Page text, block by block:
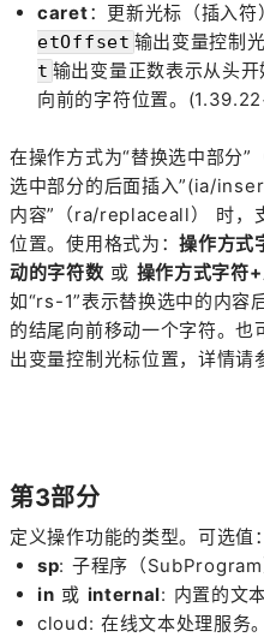
caret：更新光标（插入
etOffset 输出变量控制
t 输出变量正数表示从头
向前的字符位置。
在操作方式为“替换选中部分
选中部分的后面插入”(ia/
内容”（ra/replaceall） 时，
位置。使用格式为：操作方式
动的字符数 或 操作方式字符
如“rs-1”表示替换选中的内容
的结尾向前移动一个字符。也
出变量控制光标位置，详情请
第3部分
定义操作功能的类型。可选值：
sp: 子程序（SubProgram
in 或 internal: 内置的文
cloud: 在线文本处理服务